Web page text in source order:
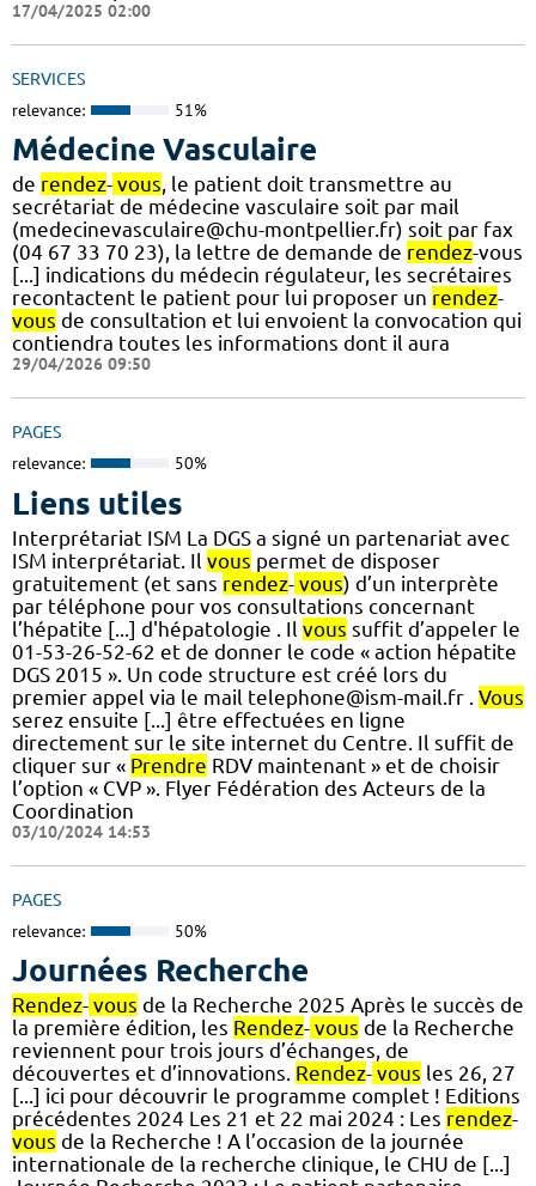
17/04/2025 02:00
SERVICES
relevance: 51%
Médecine Vasculaire
de rendez- vous, le patient doit transmettre au
secrétariat de médecine vasculaire soit par mail
(medecinevasculaire@chu-montpellier.fr) soit par fax
(04 67 33 70 23), la lettre de demande de rendez-vous
[...] indications du médecin régulateur, les secrétaires
recontactent le patient pour lui proposer un rendez-
vous de consultation et lui envoient la convocation qui
contiendra toutes les informations dont il aura
29/04/2026 09:50
PAGES
relevance: 50%
Liens utiles
Interprétariat ISM La DGS a signé un partenariat avec
ISM interprétariat. Il vous permet de disposer
gratuitement (et sans rendez- vous) d’un interprète
par téléphone pour vos consultations concernant
l’hépatite [...] d'hépatologie . Il vous suffit d’appeler le
01-53-26-52-62 et de donner le code « action hépatite
DGS 2015 ». Un code structure est créé lors du
premier appel via le mail telephone@ism-mail.fr . Vous
serez ensuite [...] être effectuées en ligne
directement sur le site internet du Centre. Il suffit de
cliquer sur « Prendre RDV maintenant » et de choisir
l’option « CVP ». Flyer Fédération des Acteurs de la
Coordination
03/10/2024 14:53
PAGES
relevance: 50%
Journées Recherche
Rendez- vous de la Recherche 2025 Après le succès de
la première édition, les Rendez- vous de la Recherche
reviennent pour trois jours d’échanges, de
découvertes et d’innovations. Rendez- vous les 26, 27
[...] ici pour découvrir le programme complet ! Editions
précédentes 2024 Les 21 et 22 mai 2024 : Les rendez-
vous de la Recherche ! A l’occasion de la journée
internationale de la recherche clinique, le CHU de [...]